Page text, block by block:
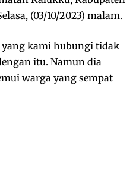
(03/10/2023) malam.
yang kami hubungi tidak
itu. Namun dia
warga yang sempat